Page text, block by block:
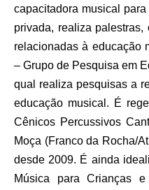
capacitadora musical
privada, realiza
relacionadas à educação
– Grupo de Pesquisa em
qual realiza pesquisas a
educação musical. É
Cênicos Percussivos
Moça (Franco da Rocha/
desde 2009. É ainda
Música para Crianças